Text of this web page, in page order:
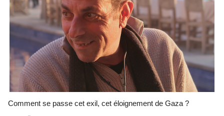
Comment se passe cet exil, cet éloignement de Gaza ?